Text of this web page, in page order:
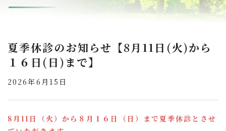
夏季休診のお知らせ【8月11日(火)から
１６日(日)まで】
2026年6月15日
8月11日（火）から８月１６日（日）まで夏季休診 とさせ